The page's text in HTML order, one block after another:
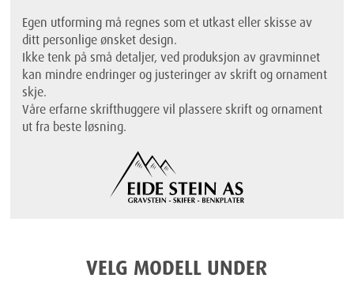
Egen utforming må regnes som et utkast eller skisse av
ditt personlige ønsket design.
Ikke tenk på små detaljer, ved produksjon av gravminnet
kan mindre endringer og justeringer av skrift og ornament
skje.
Våre erfarne skrifthuggere vil plassere skrift og ornament
ut fra beste løsning.
VELG MODELL UNDER